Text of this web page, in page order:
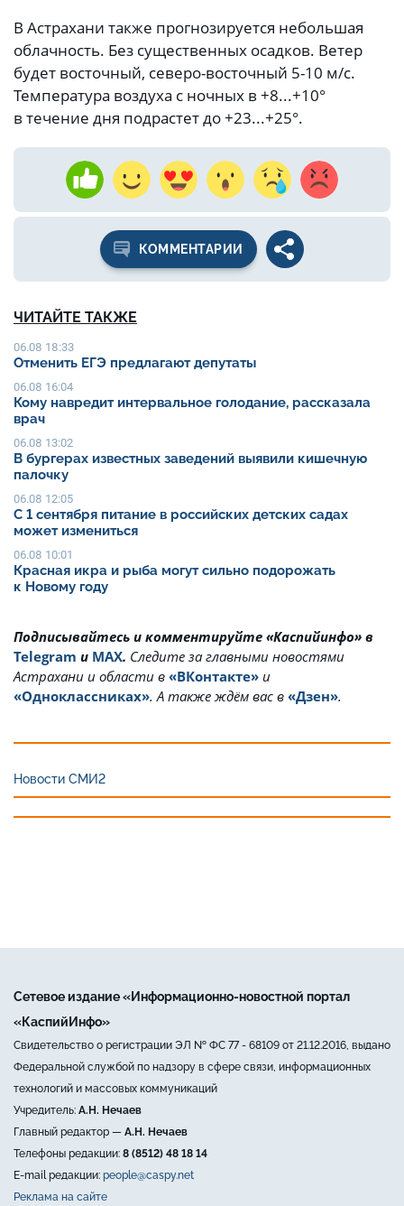
В Астрахани также прогнозируется небольшая
облачность. Без существенных осадков. Ветер
будет восточный, северо-восточный 5-10 м/с.
Температура воздуха с ночных в +8...+10°
в течение дня подрастет до +23...+25°.
КОММЕНТАРИИ
ЧИТАЙТЕ ТАКЖЕ
06.08 18:33
Отменить ЕГЭ предлагают депутаты
06.08 16:04
Кому навредит интервальное голодание, рассказала
врач
06.08 13:02
В бургерах известных заведений выявили кишечную
палочку
06.08 12:05
С 1 сентября питание в российских детских садах
может измениться
06.08 10:01
Красная икра и рыба могут сильно подорожать
к Новому году
Подписывайтесь и комментируйте «Каспийинфо» в
Telegram и MAX. Cледите за главными новостями
Астрахани и области в «ВКонтакте» и
«Одноклассниках». А также ждём вас в «Дзен».
Новости СМИ2
Сетевое издание «Информационно-новостной портал
«КаспийИнфо»
Свидетельство о регистрации ЭЛ № ФС 77 - 68109 от 21.12.2016, выдано
Федеральной службой по надзору в сфере связи, информационных
технологий и массовых коммуникаций
Учредитель: А.Н. Нечаев
Главный редактор — А.Н. Нечаев
Телефоны редакции: 8 (8512) 48 18 14
E-mail редакции: people@caspy.net
Реклама на сайте